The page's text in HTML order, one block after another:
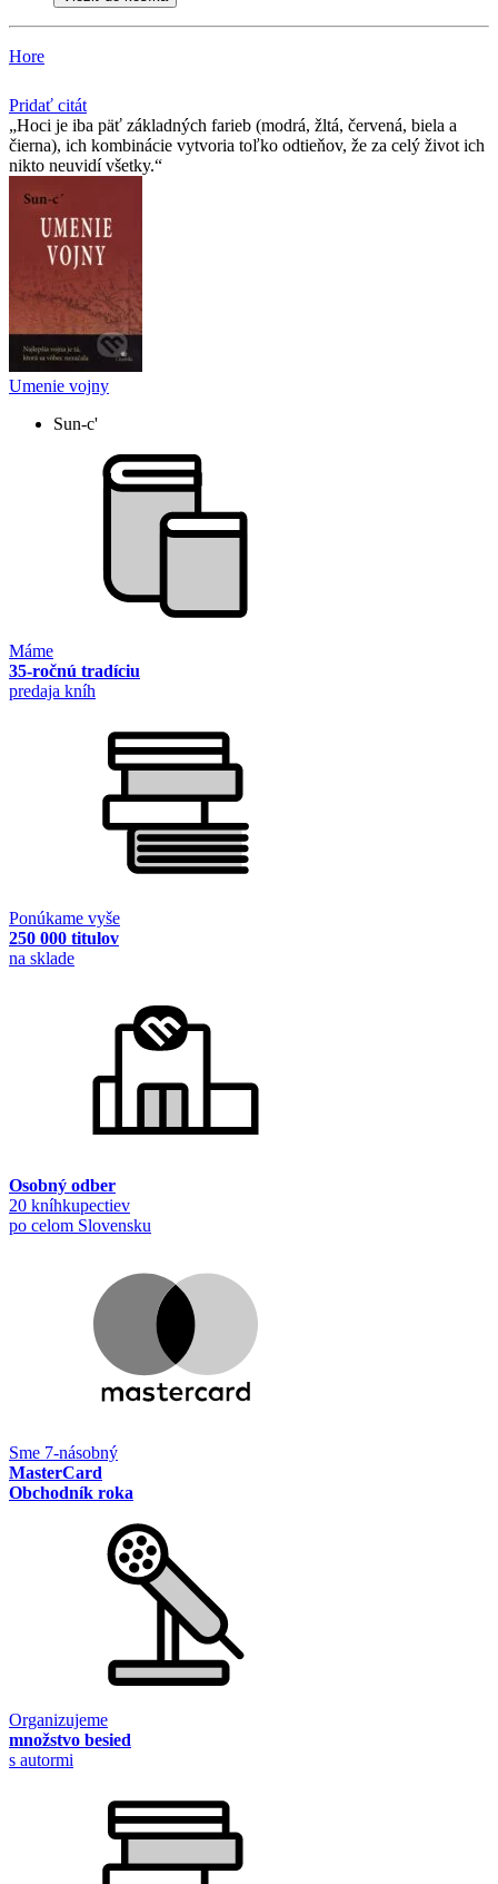
Hore
Pridať citát
Hoci je iba päť základných farieb (modrá, žltá, červená, biela a
čierna), ich kombinácie vytvoria toľko odtieňov, že za celý život ich
nikto neuvidí všetky.
Umenie vojny
Sun-c'
Máme
35-ročnú tradíciu
predaja kníh
Ponúkame vyše
250 000 titulov
na sklade
Osobný odber
20 kníhkupectiev
po celom Slovensku
Sme 7-násobný
MasterCard
Obchodník roka
Organizujeme
množstvo besied
s autormi